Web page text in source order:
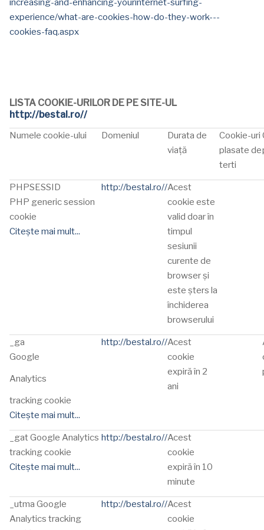
increasing-and-enhancing-yourinternet-surfing-
experience/what-are-cookies-how-do-they-work---
cookies-faq.aspx
LISTA COOKIE-URILOR DE PE SITE-UL
http://bestal.ro//
Numele cookie-ului Domeniul
Durata de
viață
Cookie-uri
plasate de
terti
PHPSESSID
PHP generic session
cookie
Citește mai mult...
http://bestal.ro//Acest
cookie este
valid doar în
timpul
sesiunii
curente de
browser și
este șters la
închiderea
browserului
_ga
Google
Analytics
tracking cookie
Citește mai mult...
http://bestal.ro//Acest
cookie
expiră în 2
ani
_gat Google Analytics
tracking cookie
Citește mai mult...
http://bestal.ro//Acest
cookie
expiră în 10
minute
_utma Google
Analytics tracking
http://bestal.ro//Acest
cookie